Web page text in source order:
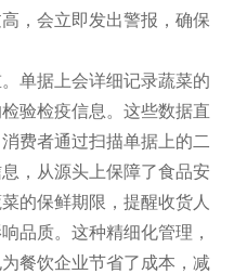
，会立即发出警报，确保
单据上会详细记录蔬菜的
验检疫信息。这些数据直
费者通过扫描单据上的二
，从源头上保障了食品安
的保鲜期限，提醒收货人
品质。这种精细化管理，
餐饮企业节省了成本，减